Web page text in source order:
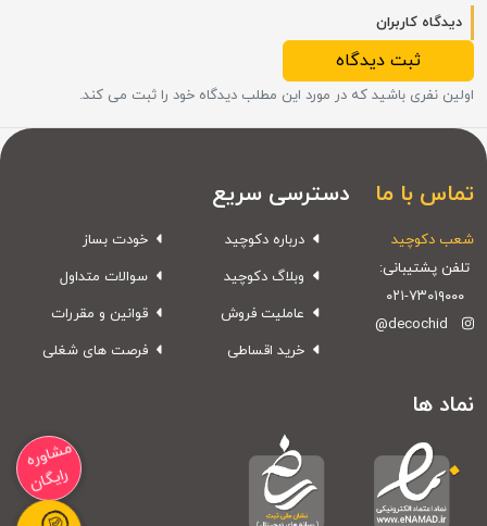
دیدگاه کاربران
ثبت دیدگاه
اولین نفری باشید که در مورد این مطلب دیدگاه خود را ثبت می کند.
تماس با ما
شعب دکوچید
تلفن پشتیبانی:
۰۲۱-۷۳۰۱۹۰۰۰
@decochid
دسترسی سریع
درباره دکوچید
وبلاگ دکوچید
عاملیت فروش
خرید اقساطی
خودت بساز
سوالات متداول
قوانین و مقررات
فرصت های شغلی
نماد ها
مشاوره
رایگان